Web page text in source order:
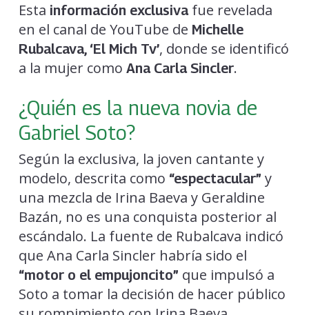
Esta información exclusivafue revelada
en el canal de YouTube de Michelle
Rubalcava, ‘El Mich Tv’, donde se identificó
a la mujer como Ana Carla Sincler.
¿Quién es la nueva novia de
Gabriel Soto?
Según la exclusiva, la joven cantante y
modelo, descrita como “espectacular” y
una mezcla de Irina Baeva y Geraldine
Bazán, no es una conquista posterior al
escándalo. La fuente de Rubalcava indicó
que Ana Carla Sincler habría sido el
“motor o el empujoncito” que impulsó a
Soto a tomar la decisión de hacer público